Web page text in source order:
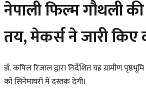
नेपाली फिल्म गौथली
तय, मेकर्स ने जारी किए
डॉ. कपिल रिजाल द्वारा निर्देशित यह ग्रामीण
को सिनेमाघरों में दस्तक देगी।